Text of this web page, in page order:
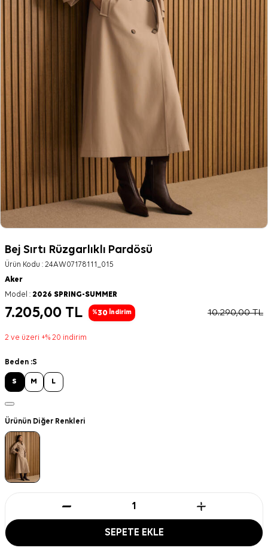
Bej Sırtı Rüzgarlıklı Pardösü
Ürün Kodu : 24AW07178111_015
Aker
Model : 2026 SPRING-SUMMER
7.205,00 TL %30 İndirim 10.290,00TL
2 ve üzeri +% 20 indirim
Beden :S
S M L
Ürünün Diğer Renkleri
SEPETE EKLE